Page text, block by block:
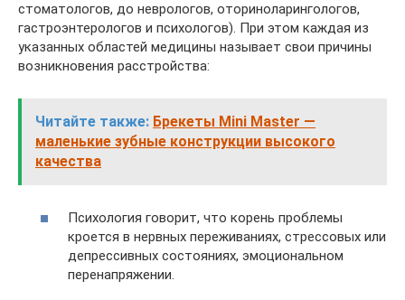
стоматологов, до неврологов, оториноларингологов,
гастроэнтерологов и психологов). При этом каждая из
указанных областей медицины называет свои причины
возникновения расстройства:
Читайте также: Брекеты Mini Master —
маленькие зубные конструкции высокого
качества
Психология говорит, что корень проблемы
кроется в нервных переживаниях, стрессовых или
депрессивных состояниях, эмоциональном
перенапряжении.